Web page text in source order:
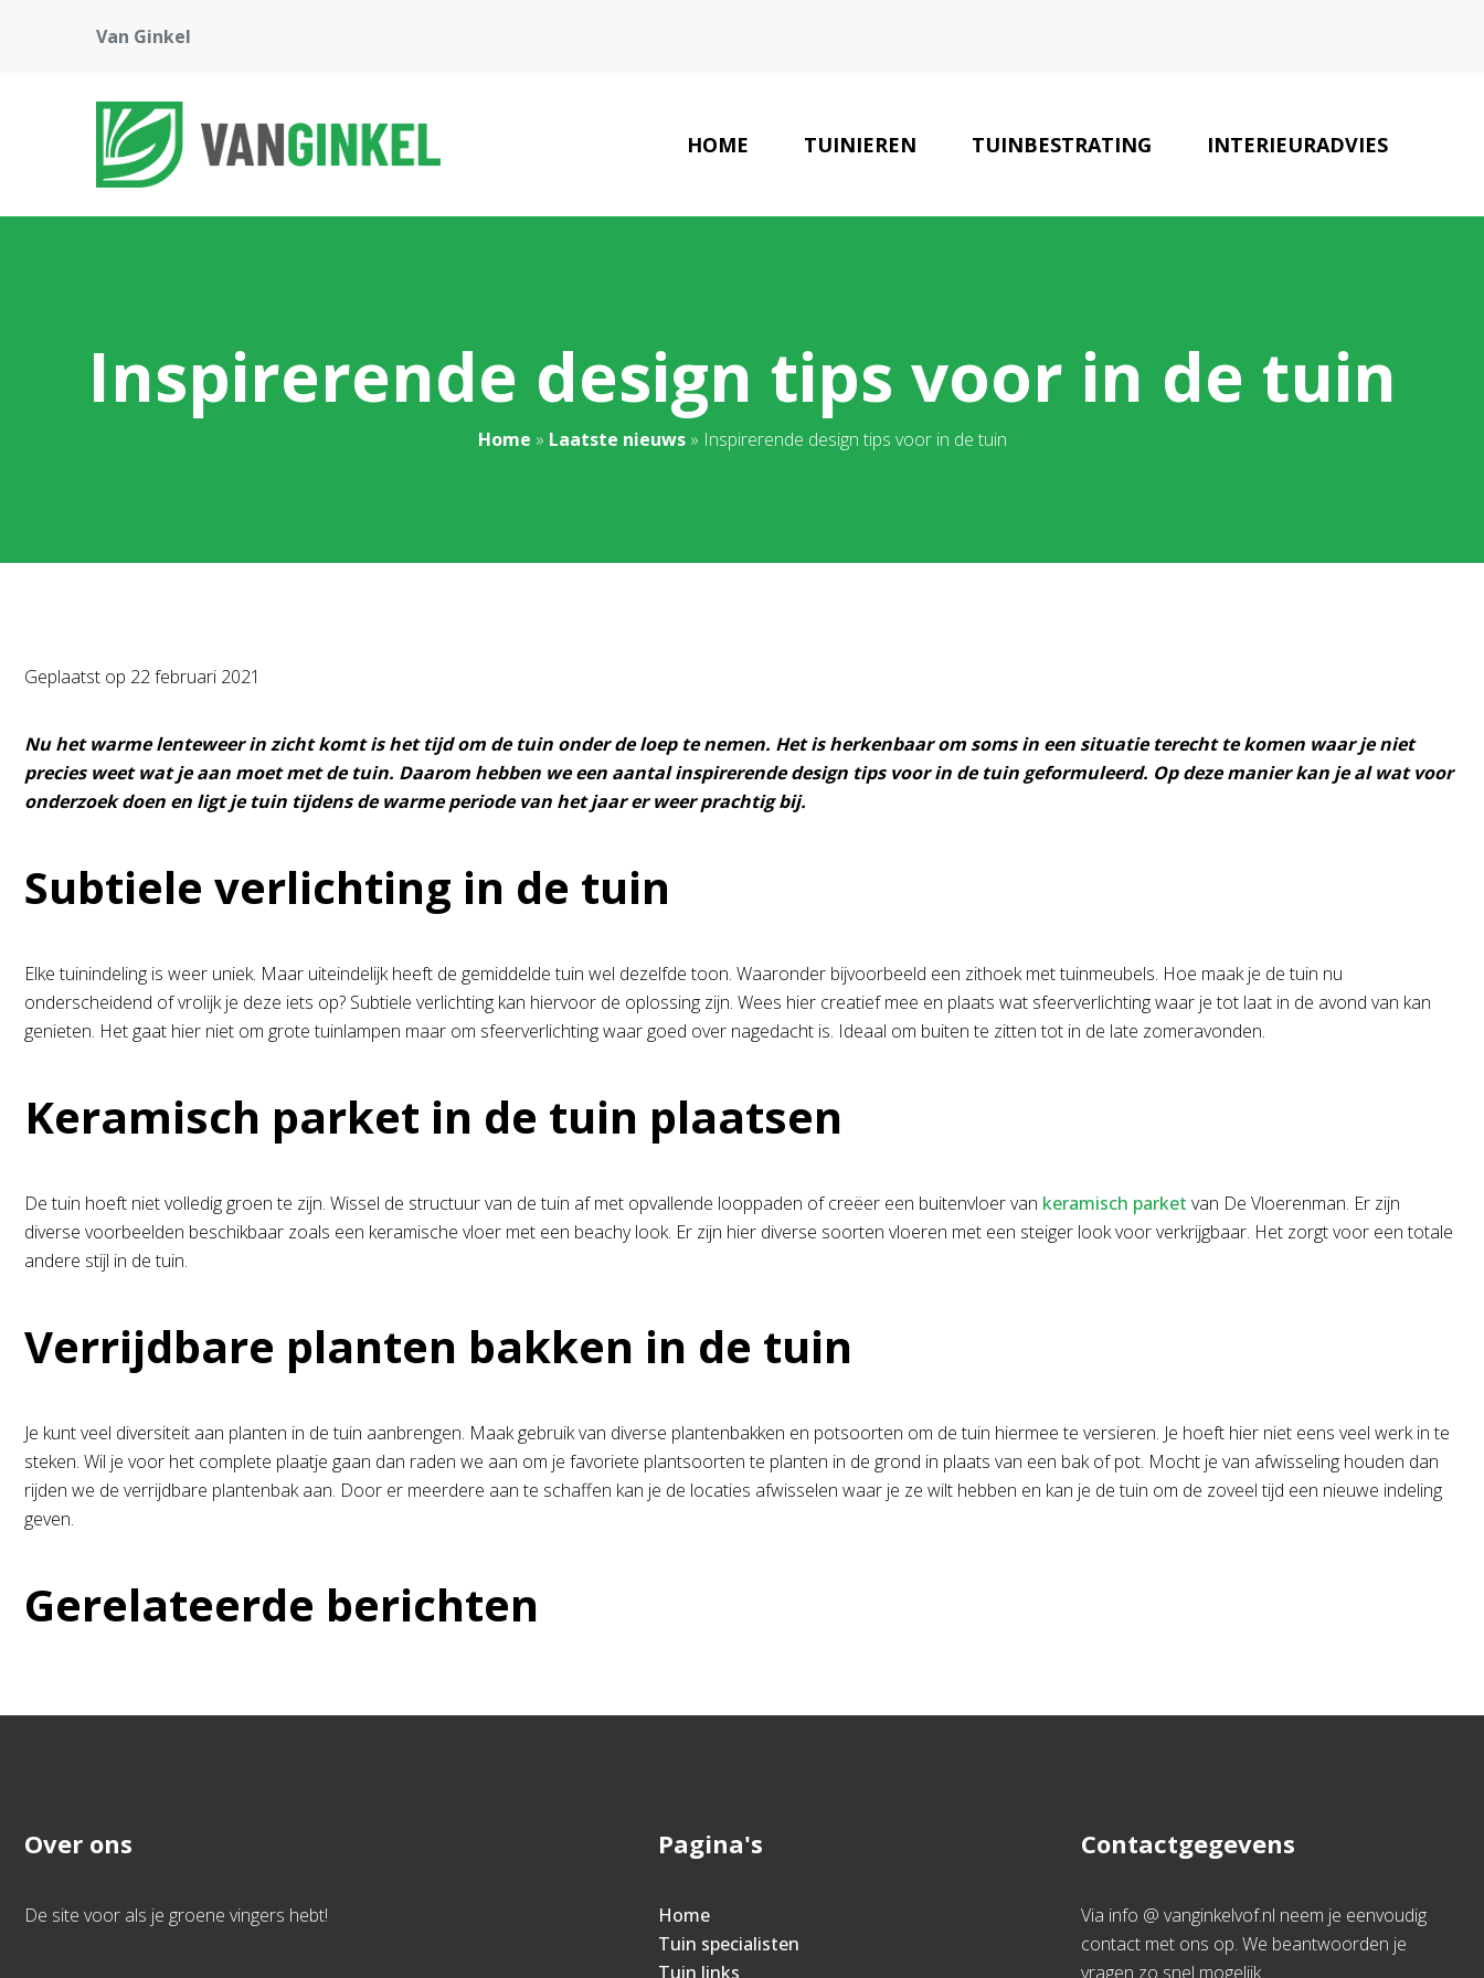
Van Ginkel
HOME TUINIEREN TUINBESTRATING INTERIEURADVIES
Inspirerende design tips voor in de tuin
Home » Laatste nieuws» Inspirerende design tips voor in de tuin
Geplaatst op 22 februari 2021
Nu het warme lenteweer in zicht komt is het tijd om de tuin onder de loep te nemen. Het is herkenbaar om soms in een situatie terecht te komen waar je niet
precies weet wat je aan moet met de tuin. Daarom hebben we een aantal inspirerende design tips voor in de tuin geformuleerd. Op deze manier kan je al wat voor
onderzoek doen en ligt je tuin tijdens de warme periode van het jaar er weer prachtig bij.
Subtiele verlichting in de tuin
Elke tuinindeling is weer uniek. Maar uiteindelijk heeft de gemiddelde tuin wel dezelfde toon. Waaronder bijvoorbeeld een zithoek met tuinmeubels. Hoe maak je de tuin nu
onderscheidend of vrolijk je deze iets op? Subtiele verlichting kan hiervoor de oplossing zijn. Wees hier creatief mee en plaats wat sfeerverlichting waar je tot laat in de avond van kan
genieten. Het gaat hier niet om grote tuinlampen maar om sfeerverlichting waar goed over nagedacht is. Ideaal om buiten te zitten tot in de late zomeravonden.
Keramisch parket in de tuin plaatsen
De tuin hoeft niet volledig groen te zijn. Wissel de structuur van de tuin af met opvallende looppaden of creëer een buitenvloer van keramisch parket van De Vloerenman. Er zijn
diverse voorbeelden beschikbaar zoals een keramische vloer met een beachy look. Er zijn hier diverse soorten vloeren met een steiger look voor verkrijgbaar. Het zorgt voor een totale
andere stijl in de tuin.
Verrijdbare planten bakken in de tuin
Je kunt veel diversiteit aan planten in de tuin aanbrengen. Maak gebruik van diverse plantenbakken en potsoorten om de tuin hiermee te versieren. Je hoeft hier niet eens veel werk in te
steken. Wil je voor het complete plaatje gaan dan raden we aan om je favoriete plantsoorten te planten in de grond in plaats van een bak of pot. Mocht je van afwisseling houden dan
rijden we de verrijdbare plantenbak aan. Door er meerdere aan te schaffen kan je de locaties afwisselen waar je ze wilt hebben en kan je de tuin om de zoveel tijd een nieuwe indeling
geven.
Gerelateerde berichten
Over ons
De site voor als je groene vingers hebt!
Pagina's
Home
Tuin specialisten
Tuin links
Contactgegevens
Via info @ vanginkelvof.nl neem je eenvoudig
contact met ons op. We beantwoorden je
vragen zo snel mogelijk.